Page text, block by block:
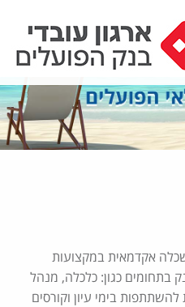
אקדמאית במקצועות
בתחומים כגון: כלכלה, מנהל
בימי עיון וקורסים